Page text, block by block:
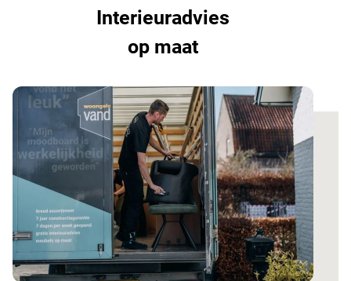
Interieuradvies
op maat